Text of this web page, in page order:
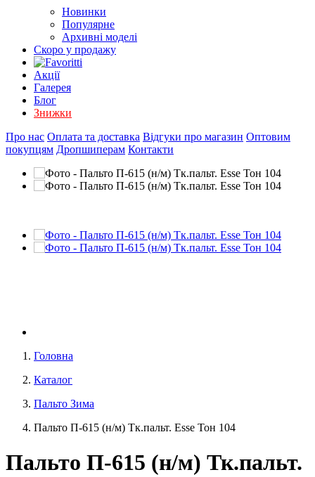
Новинки
Популярне
Архивні моделі
Скоро у продажу
Акції
Галерея
Блог
Знижки
Про нас Оплата та доставка Відгуки про магазин Оптовим
покупцям Дропшиперам Контакти
Головна
Каталог
Пальто Зима
Пальто П-615 (н/м) Тк.пальт. Esse Тон 104
Пальто П-615 (н/м) Тк.пальт.